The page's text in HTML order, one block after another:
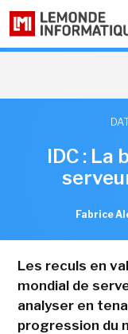
IDC : La
Fabrice
Les reculs en
mondial de
analyser en
progression du